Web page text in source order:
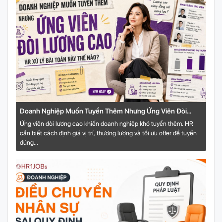
Doanh Nghiệp Muốn Tuyển Thêm Nhưng Ứng Viên Đòi
Lương Cao: HR Xử Lý Bài Toán Này Thế Nào?
Ứng viên đòi lương cao khiến doanh nghiệp khó tuyển thêm. HR
cần biết cách định giá vị trí, thương lượng và tối ưu offer để tuyển
đúng...